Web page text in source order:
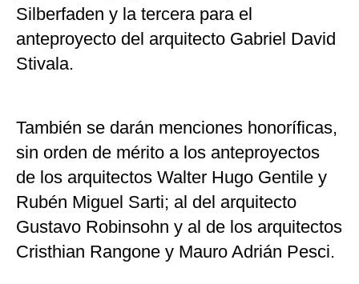
Silberfaden y la tercera para el
anteproyecto del arquitecto Gabriel David
Stivala.
También se darán menciones honoríficas,
sin orden de mérito a los anteproyectos
de los arquitectos Walter Hugo Gentile y
Rubén Miguel Sarti; al del arquitecto
Gustavo Robinsohn y al de los arquitectos
Cristhian Rangone y Mauro Adrián Pesci.